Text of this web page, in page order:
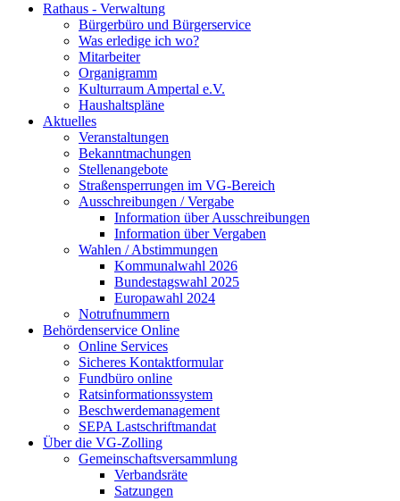
Rathaus - Verwaltung
Bürgerbüro und Bürgerservice
Was erledige ich wo?
Mitarbeiter
Organigramm
Kulturraum Ampertal e.V.
Haushaltspläne
Aktuelles
Veranstaltungen
Bekanntmachungen
Stellenangebote
Straßensperrungen im VG-Bereich
Ausschreibungen / Vergabe
Information über Ausschreibungen
Information über Vergaben
Wahlen / Abstimmungen
Kommunalwahl 2026
Bundestagswahl 2025
Europawahl 2024
Notrufnummern
Behördenservice Online
Online Services
Sicheres Kontaktformular
Fundbüro online
Ratsinformationssystem
Beschwerdemanagement
SEPA Lastschriftmandat
Über die VG-Zolling
Gemeinschaftsversammlung
Verbandsräte
Satzungen